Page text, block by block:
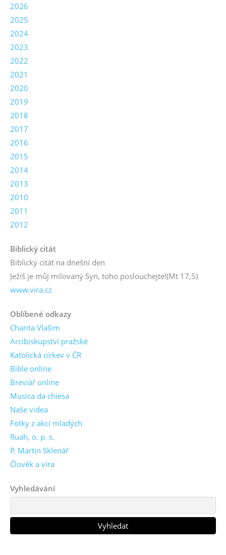
2026
2025
2024
2023
2022
2021
2020
2019
2018
2017
2016
2015
2014
2013
2010
2011
2012
Biblický citát
Biblický citát na dnešní den
Ježíš je můj milovaný Syn, toho poslouchejte!(Mt 17,5)
www.vira.cz
Oblíbené odkazy
Charita Vlašim
Arcibiskupství pražské
Katolická církev v ČR
Bible online
Breviář online
Musica da chiesa
Naše videa
Fotky z akcí mladých
Ruah, o. p. s.
P. Martin Sklenář
Člověk a víra
Vyhledávání